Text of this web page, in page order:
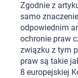
Zgodnie z
samo
odpowiednim
ochronie praw
związku z tym
praw są takie
8 europejskiej